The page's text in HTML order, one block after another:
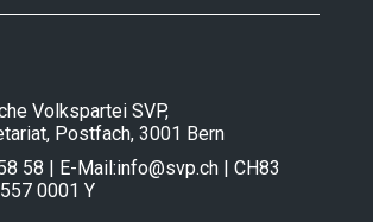
Volkspartei SVP,
Postfach, 3001 Bern
58 | E-Mail:info@svp.ch | CH83
0001 Y